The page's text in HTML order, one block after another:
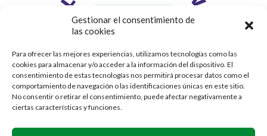
Gestionar el consentimiento de
las cookies
Para ofrecer las mejores experiencias, utilizamos tecnologías como las
cookies para almacenar y/o acceder a la información del dispositivo. El
consentimiento de estas tecnologías nos permitirá procesar datos como el
comportamiento de navegación o las identificaciones únicas en este sitio.
No consentir o retirar el consentimiento, puede afectar negativamente a
ciertas características y funciones.